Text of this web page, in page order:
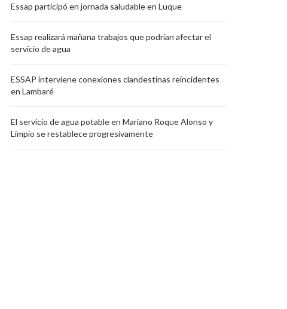
Essap participó en jornada saludable en Luque
Essap realizará mañana trabajos que podrían afectar el
servicio de agua
ESSAP interviene conexiones clandestinas reincidentes
en Lambaré
El servicio de agua potable en Mariano Roque Alonso y
Limpio se restablece progresivamente